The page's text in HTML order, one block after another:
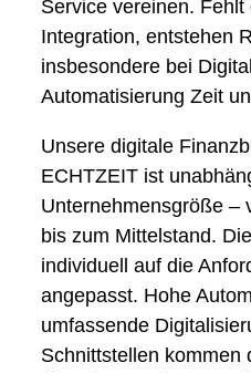
Service vereinen.
Integration, entstehen
insbesondere bei
Automatisierung Zeit
Unsere digitale
ECHTZEIT ist
Unternehmensgröße –
bis zum Mittelstand.
individuell auf die
angepasst. Hohe
umfassende
Schnittstellen kommen